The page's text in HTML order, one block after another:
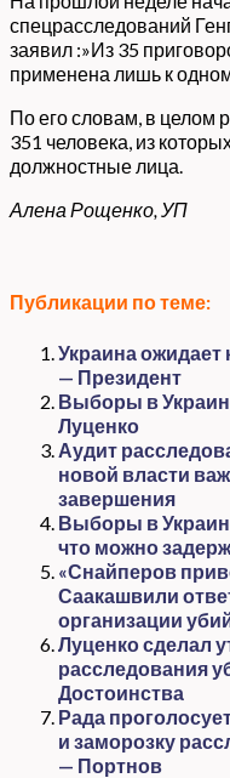
спецрасследований
заявил :»Из 35
применена лишь к
По его словам, в целом
351 человека, из
должностные лица.
Алена Рощенко, УП
Публикации по теме:
Украина
— Президент
Выборы в
Луценко
Аудит
новой власти
завершения
Выборы в
что можно
«Снайперов
Саакашвили
организации
Луценко сделал
расследования
Достоинства
Рада
и заморозку
— Портнов